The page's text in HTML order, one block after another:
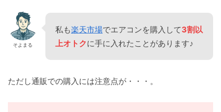
そよまる
私も楽天市場でエアコンを購入して3割以
上オトクに手に入れたことがあります♪
ただし通販での購入には注意点が・・・。